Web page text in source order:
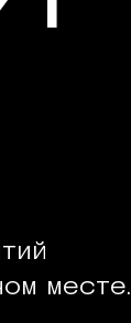
месте.